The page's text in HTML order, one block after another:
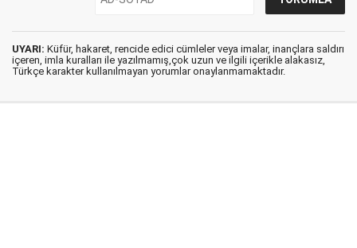
UYARI: Küfür, hakaret, rencide edici cümleler veya imalar, inançlara saldırı
içeren, imla kuralları ile yazılmamış,çok uzun ve ilgili içerikle alakasız,
Türkçe karakter kullanılmayan yorumlar onaylanmamaktadır.